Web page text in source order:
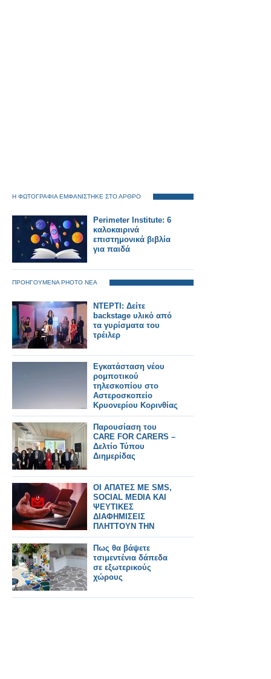
Η ΦΩΤΟΓΡΑΦΙΑ ΕΜΦΑΝΙΣΤΗΚΕ ΣΤΟ ΑΡΘΡΟ
Perimeter Institute: 6
καλοκαιρινά
επιστημονικά βιβλία
για παιδά
ΠΡΟΗΓΟΥΜΕΝΑ PHOTO ΝΕΑ
ΝΤΕΡΤΙ: Δείτε
backstage υλικό από
τα γυρίσματα του
τρέιλερ
Εγκατάσταση νέου
ρομποτικού
τηλεσκοπίου στο
Αστεροσκοπείο
Κρυονερίου Κορινθίας
Παρουσίαση του
CARE FOR CARERS –
Δελτίο Τύπου
Διημερίδας
ΟΙ ΑΠΑΤΕΣ ΜΕ SMS,
SOCIAL MEDIA ΚΑΙ
ΨΕΥΤΙΚΕΣ
ΔΙΑΦΗΜΙΣΕΙΣ
ΠΛΗΤΤΟΥΝ ΤΗΝ
ΕΛΛΑΔΑ
Πως θα βάψετε
τσιμεντένια δάπεδα
σε εξωτερικούς
χώρους